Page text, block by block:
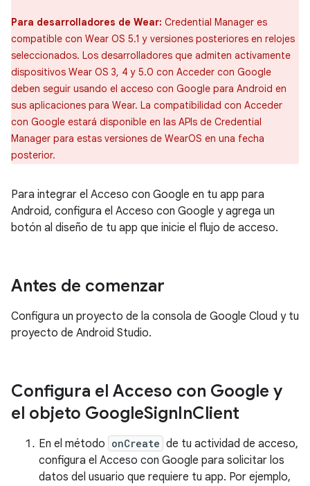
Para desarrolladores de Wear: Credential Manager es
compatible con Wear OS 5.1 y versiones posteriores en relojes
seleccionados. Los desarrolladores que admiten activamente
dispositivos Wear OS 3, 4 y 5.0 con Acceder con Google
deben seguir usando el acceso con Google para Android en
sus aplicaciones para Wear. La compatibilidad con Acceder
con Google estará disponible en las APIs de Credential
Manager para estas versiones de WearOS en una fecha
posterior.
Para integrar el Acceso con Google en tu app para
Android, configura el Acceso con Google y agrega un
botón al diseño de tu app que inicie el flujo de acceso.
Antes de comenzar
Configura un proyecto de la consola de Google Cloud y tu
proyecto de Android Studio.
Configura el Acceso con Google y
el objeto GoogleSignInClient
En el método onCreate de tu actividad de acceso,
configura el Acceso con Google para solicitar los
datos del usuario que requiere tu app. Por ejemplo,